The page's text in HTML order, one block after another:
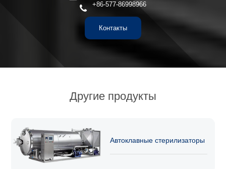
+86-577-86998966
Контакты
Другие продукты
Автоклавные стерилизаторы